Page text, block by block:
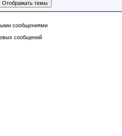
сообщениями
сообщений